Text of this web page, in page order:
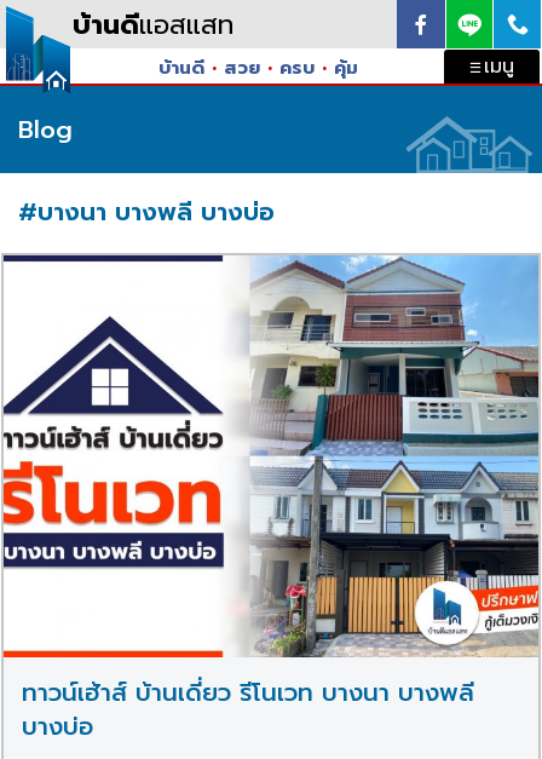
Skip to content
บ้านดีแอสแสท
บ้านดี • สวย • ครบ • คุ้ม เมนู
Blog
#บางนา บางพลี บางบ่อ
ทาวน์เฮ้าส์ บ้านเดี่ยว รีโนเวท บางนา บางพลี
บางบ่อ